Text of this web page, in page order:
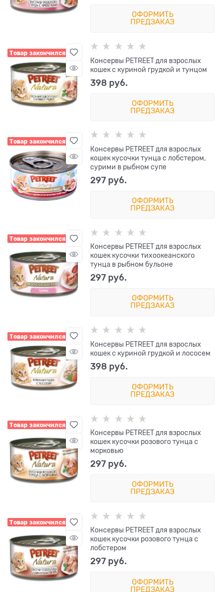
ОФОРМИТЬ
ПРЕДЗАКАЗ
Товар закончился
Консервы PETREET для взрослых
кошек с куриной грудкой и тунцом
398 руб.
ОФОРМИТЬ
ПРЕДЗАКАЗ
Товар закончился
Консервы PETREET для взрослых
кошек кусочки тунца с лобстером,
сурими в рыбном супе
297 руб.
ОФОРМИТЬ
ПРЕДЗАКАЗ
Товар закончился
Консервы PETREET для взрослых
кошек кусочки тихоокеанского
тунца в рыбном бульоне
297 руб.
ОФОРМИТЬ
ПРЕДЗАКАЗ
Товар закончился
Консервы PETREET для взрослых
кошек с куриной грудкой и лососем
398 руб.
ОФОРМИТЬ
ПРЕДЗАКАЗ
Товар закончился
Консервы PETREET для взрослых
кошек кусочки розового тунца с
морковью
297 руб.
ОФОРМИТЬ
ПРЕДЗАКАЗ
Товар закончился
Консервы PETREET для взрослых
кошек кусочки розового тунца с
лобстером
297 руб.
ОФОРМИТЬ
ПРЕДЗАКАЗ